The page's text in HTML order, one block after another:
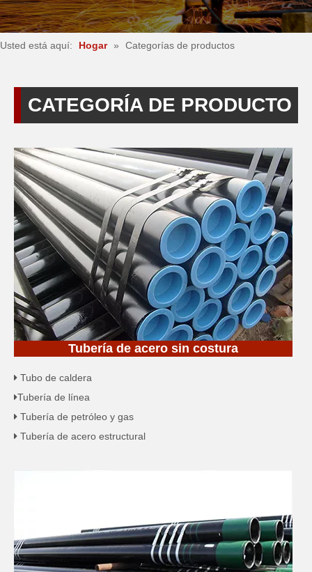
Usted está aquí: Hogar » Categorías de productos
CATEGORÍA DE PRODUCTO
Tubería de acero sin costura
 Tubo de caldera
Tubería de línea
 Tubería de petróleo y gas
 Tubería de acero estructural